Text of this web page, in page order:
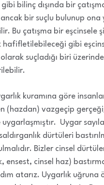
bilinç dışında bir
ancak bir suçlu bulunup ona
Bu çatışma bir eşcinsele
hafifletilebileceği gibi
suçladığı biri
kuramına göre
(hazdan) vazgeçip
uygarlaşmıştır. Uygar
dürtüleri
Bizler cinsel
ensest, cinsel haz)
atarız. Uygarlık uğruna